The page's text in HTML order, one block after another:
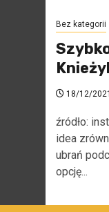
Bez kategorii
18/12/2021
źródło:
idea
ubrań
opcję...